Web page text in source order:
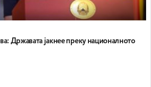
Државата јакнее преку националното